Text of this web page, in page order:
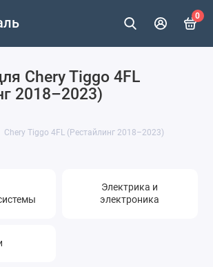
0
Chery Tiggo 4FL
2018–2023)
Chery Tiggo 4FL (Рестайлинг 2018–2023)
(Рестайлинг 2018–2023)
Электрика и
электроника